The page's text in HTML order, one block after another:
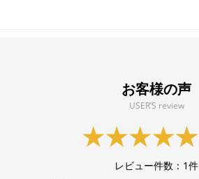
お客様の声
USER’S review
レビュー件数： 1件